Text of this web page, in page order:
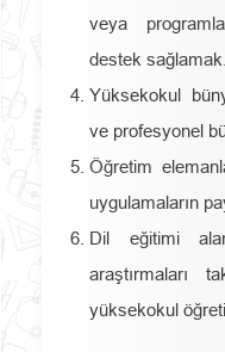
veya
destek sağlamak.
Yüksekokul
ve profesyonel
Öğretim
uygulamaların
Dil eğitimi
araştırmaları
yüksekokul